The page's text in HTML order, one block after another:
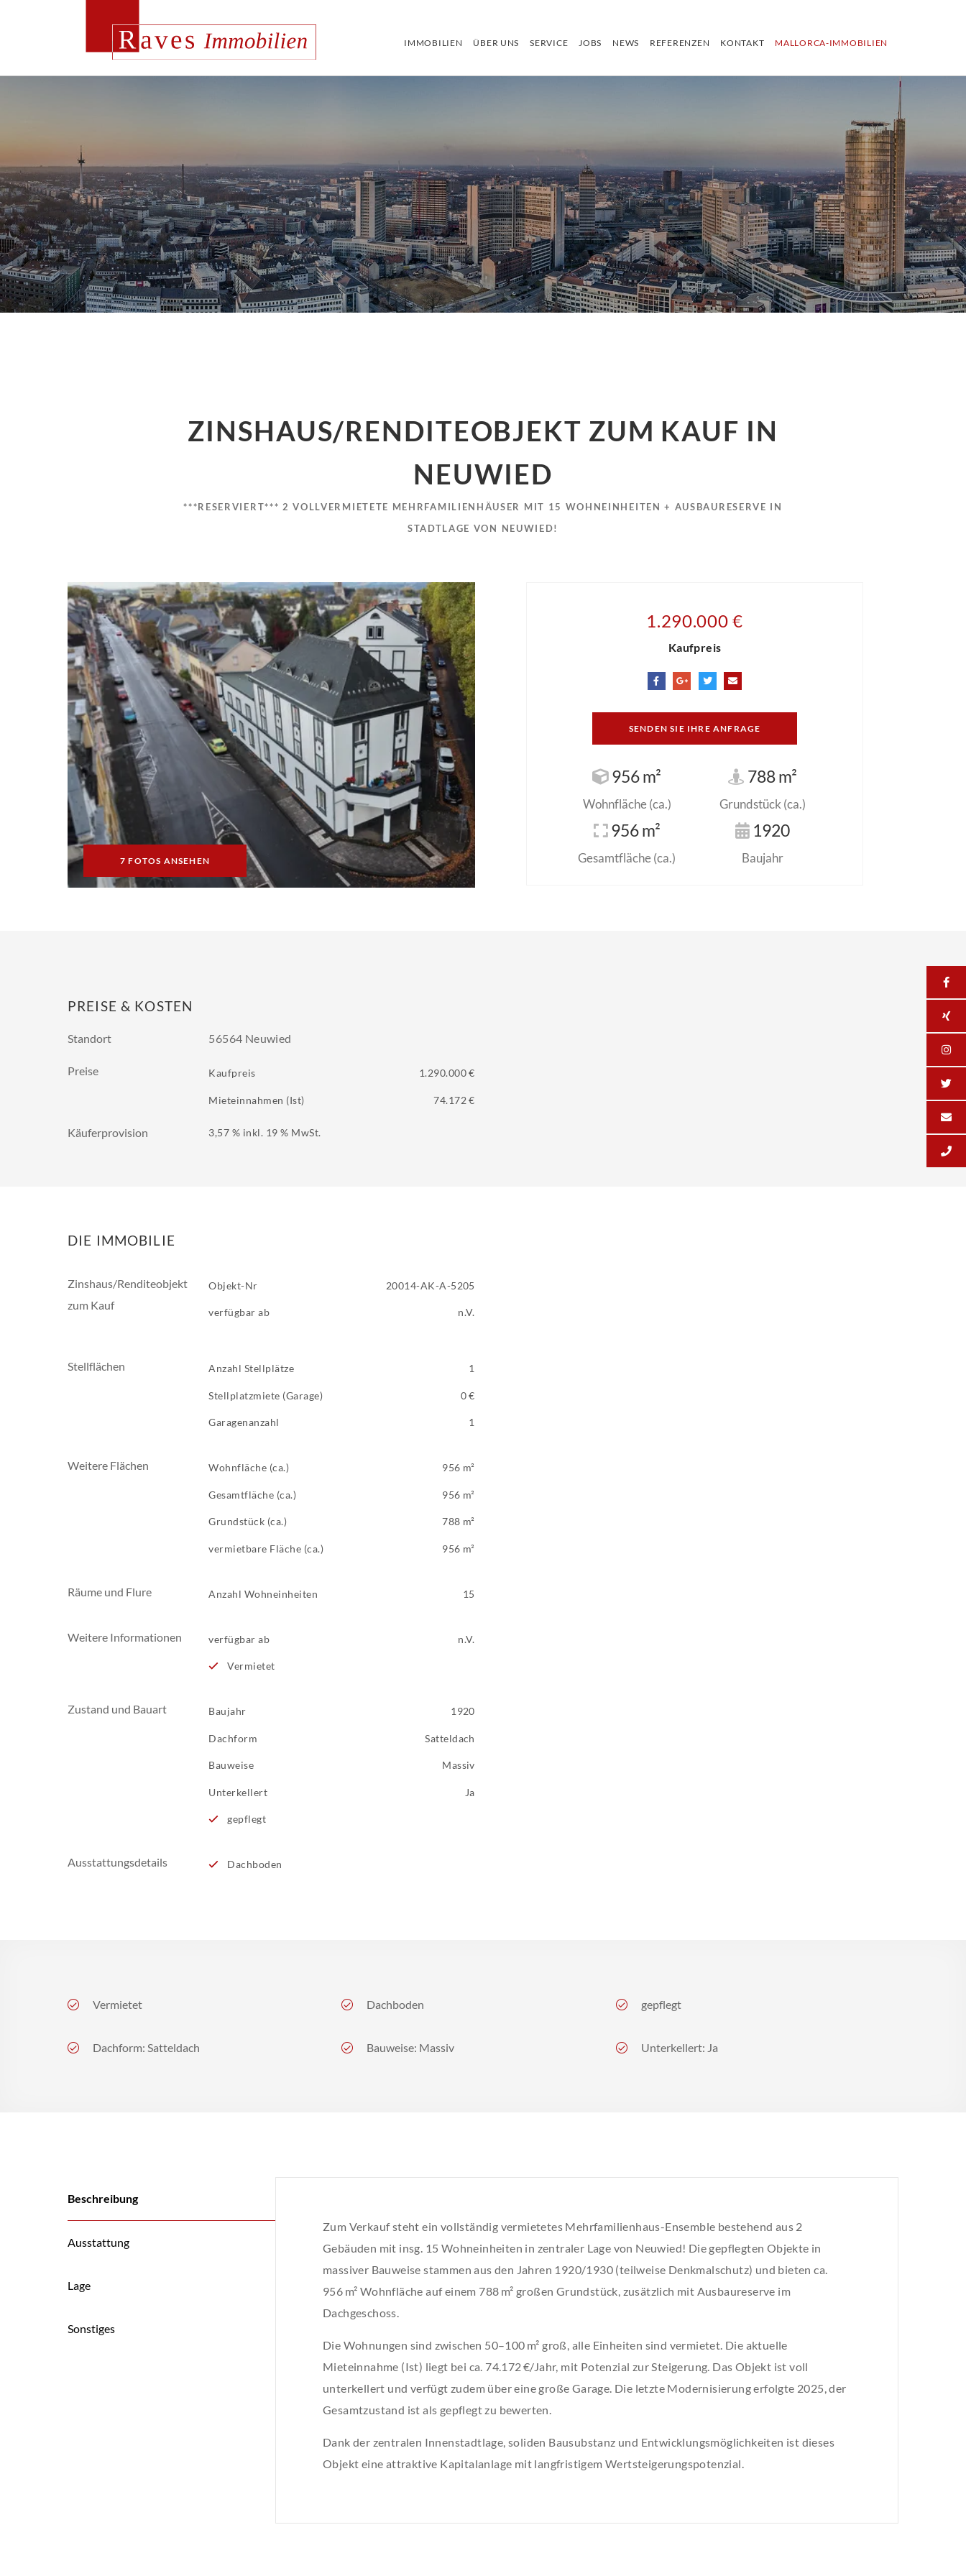
IMMOBILIEN ÜBER UNS SERVICE JOBS NEWS REFERENZEN KONTAKT MALLORCA-IMMOBILIEN
ZINSHAUS/RENDITEOBJEKT ZUM KAUF IN
NEUWIED
***RESERVIERT*** 2 VOLLVERMIETETE MEHRFAMILIENHÄUSER MIT 15 WOHNEINHEITEN + AUSBAURESERVE IN
STADTLAGE VON NEUWIED!
7 FOTOS ANSEHEN
PREISE & KOSTEN
Standort 56564 Neuwied
Preise Kaufpreis 1.290.000 €
Mieteinnahmen (Ist) 74.172 €
Käuferprovision 3,57 % inkl. 19 % MwSt.
DIE IMMOBILIE
Zinshaus/Renditeobjekt
zum Kauf
Objekt-Nr 20014-AK-A-5205
verfügbar ab n.V.
Stellflächen Anzahl Stellplätze 1
Stellplatzmiete (Garage) 0 €
Garagenanzahl 1
Weitere Flächen Wohnfläche (ca.) 956 m²
Gesamtfläche (ca.) 956 m²
Grundstück (ca.) 788 m²
vermietbare Fläche (ca.) 956 m²
Räume und Flure Anzahl Wohneinheiten 15
Weitere Informationen verfügbar ab n.V.
Vermietet
Zustand und Bauart Baujahr 1920
Dachform Satteldach
Bauweise Massiv
Unterkellert Ja
gepflegt
Ausstattungsdetails Dachboden
1.290.000 €
Kaufpreis
SENDEN SIE IHRE ANFRAGE
956 m²
Wohnfläche (ca.)
788 m²
Grundstück (ca.)
956 m²
Gesamtfläche (ca.)
1920
Baujahr
Vermietet Dachboden gepflegt
Dachform: Satteldach Bauweise: Massiv Unterkellert: Ja
Beschreibung
Ausstattung
Lage
Sonstiges
Zum Verkauf steht ein vollständig vermietetes Mehrfamilienhaus-Ensemble bestehend aus 2
Gebäuden mit insg. 15 Wohneinheiten in zentraler Lage von Neuwied! Die gepflegten Objekte in
massiver Bauweise stammen aus den Jahren 1920/1930 (teilweise Denkmalschutz) und bieten ca.
956 m² Wohnfläche auf einem 788 m² großen Grundstück, zusätzlich mit Ausbaureserve im
Dachgeschoss.
Die Wohnungen sind zwischen 50–100 m² groß, alle Einheiten sind vermietet. Die aktuelle
Mieteinnahme (Ist) liegt bei ca. 74.172 €/Jahr, mit Potenzial zur Steigerung. Das Objekt ist voll
unterkellert und verfügt zudem über eine große Garage. Die letzte Modernisierung erfolgte 2025, der
Gesamtzustand ist als gepflegt zu bewerten.
Dank der zentralen Innenstadtlage, soliden Bausubstanz und Entwicklungsmöglichkeiten ist dieses
Objekt eine attraktive Kapitalanlage mit langfristigem Wertsteigerungspotenzial.